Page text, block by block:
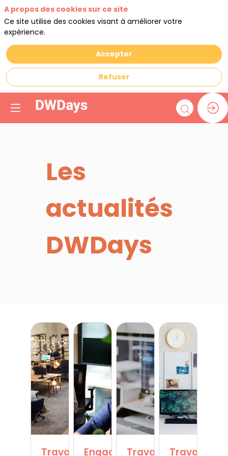
Les
actualités
DWDays
Travail Engagement
Travail Travail
A propos des cookies sur ce site
Ce site utilise des cookies visant à améliorer votre
expérience.
Accepter
Refuser